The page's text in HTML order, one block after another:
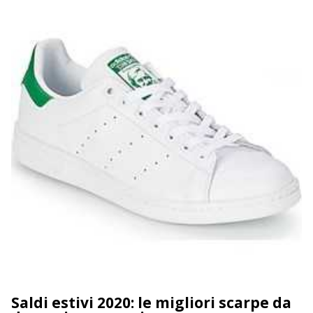
Saldi estivi 2020: le migliori scarpe da